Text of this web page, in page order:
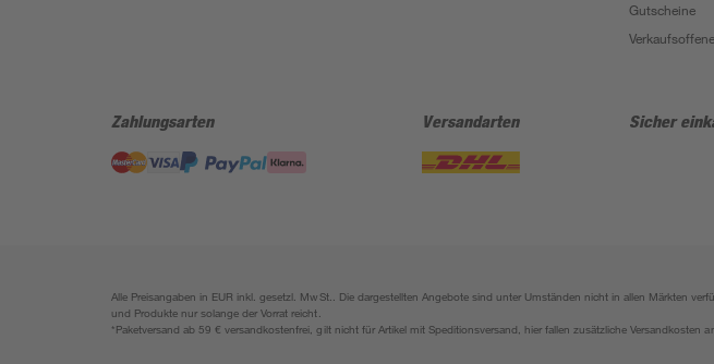
Gutscheine
Zahlungsarten Versandarten Sicher
Alle Preisangaben in EUR inkl. gesetzl. MwSt.. Die dargestellten Angebote sind unter Umständen nicht in allen Märkten
und Produkte nur solange der Vorrat reicht.
*Paketversand ab 59 € versandkostenfrei, gilt nicht für Artikel mit Speditionsversand, hier fallen zusätzliche Versandkosten